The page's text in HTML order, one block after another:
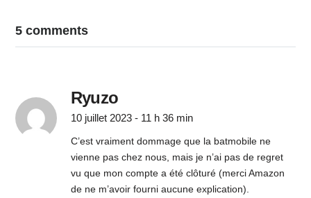
5 comments
Ryuzo
10 juillet 2023 - 11 h 36 min
C’est vraiment dommage que la batmobile ne
vienne pas chez nous, mais je n’ai pas de regret
vu que mon compte a été clôturé (merci Amazon
de ne m’avoir fourni aucune explication).